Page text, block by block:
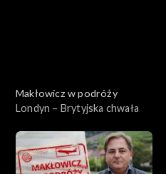
Makłowicz w podróży
Londyn – Brytyjska chwała